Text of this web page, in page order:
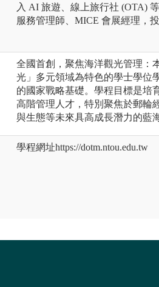
入 AI 旅遊、線上旅行社 (OTA)
服務管理師、MICE 會展經理，
全國首創，聚焦海洋觀光管理：
光」多元領域為特色的學士學位
的國家戰略基礎。學程目標是培
高階管理人才，特別聚焦於郵輪
與生態等未來具高成長潛力的藍
學程網址https://dotm.ntou.edu.tw